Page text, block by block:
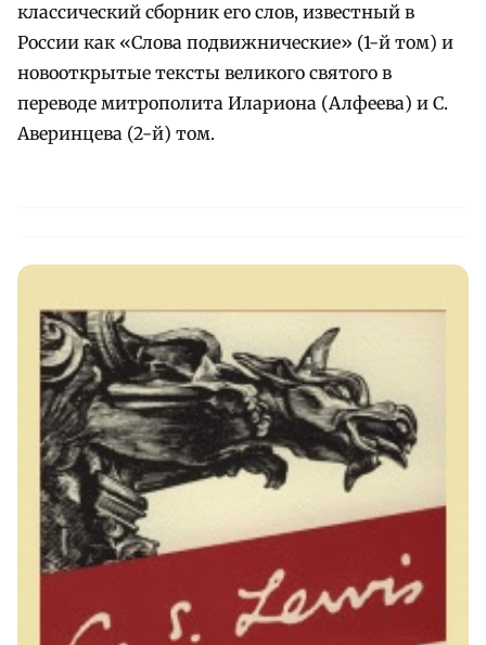
классический сборник его слов, известный в
России как «Слова подвижнические» (1-й том) и
новооткрытые тексты великого святого в
переводе митрополита Илариона (Алфеева) и С.
Аверинцева (2-й) том.